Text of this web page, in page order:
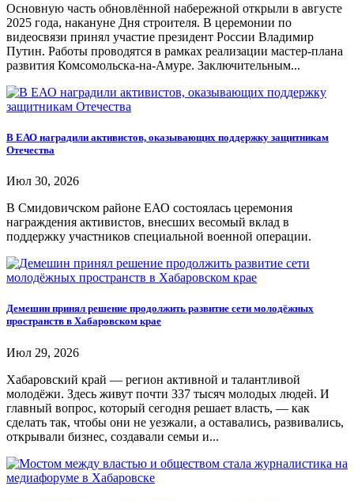
Основную часть обновлённой набережной открыли в августе
2025 года, накануне Дня строителя. В церемонии по
видеосвязи принял участие президент России Владимир
Путин. Работы проводятся в рамках реализации мастер-плана
развития Комсомольска-на-Амуре. Заключительным...
В ЕАО наградили активистов, оказывающих поддержку защитникам
Отечества
Июл 30, 2026
В Смидовичском районе ЕАО состоялась церемония
награждения активистов, внесших весомый вклад в
поддержку участников специальной военной операции.
Демешин принял решение продолжить развитие сети молодёжных
пространств в Хабаровском крае
Июл 29, 2026
Хабаровский край — регион активной и талантливой
молодёжи. Здесь живут почти 337 тысяч молодых людей. И
главный вопрос, который сегодня решает власть, — как
сделать так, чтобы они не уезжали, а оставались, развивались,
открывали бизнес, создавали семьи и...